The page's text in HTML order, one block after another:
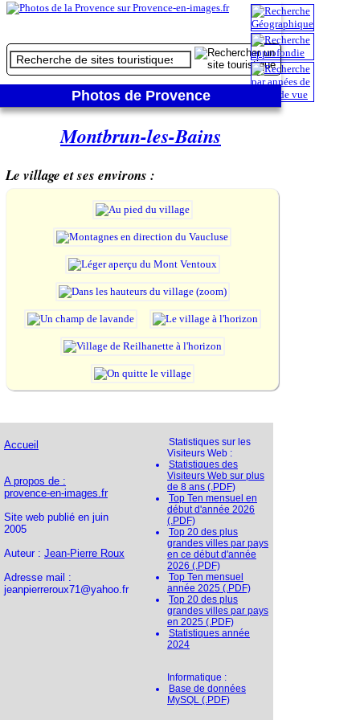
Photos de Provence
Montbrun-les-Bains
Le village et ses environs :
Accueil
A propos de :
provence-en-images.fr
Site web publié en juin
2005
Auteur : Jean-Pierre Roux
Adresse mail :
jeanpierreroux71@yahoo.fr
Statistiques sur les
Visiteurs Web :
Statistiques des
Visiteurs Web sur plus
de 8 ans (.PDF)
Top Ten mensuel en
début d'année 2026
(.PDF)
Top 20 des plus
grandes villes par pays
en ce début d'année
2026 (.PDF)
Top Ten mensuel
année 2025 (.PDF)
Top 20 des plus
grandes villes par pays
en 2025 (.PDF)
Statistiques année
2024
Informatique :
Base de données
MySQL (.PDF)